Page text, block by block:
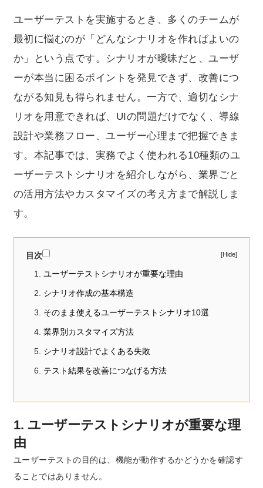
ユーザーテストを実施するとき、多くのチームが
最初に悩むのが「どんなシナリオを作ればよいの
か」という点です。シナリオが曖昧だと、ユーザ
ーが本当に困るポイントを発見できず、改善につ
ながる知見も得られません。一方で、適切なシナ
リオを用意できれば、UIの問題だけでなく、導線
設計や業務フロー、ユーザー心理まで把握できま
す。本記事では、実務でよく使われる10種類のユ
ーザーテストシナリオを紹介しながら、業界ごと
の活用方法やカスタマイズの考え方まで解説しま
す。
目次
ユーザーテストシナリオが重要な理由
シナリオ作成の基本構造
そのまま使えるユーザーテストシナリオ10選
業界別カスタマイズ方法
シナリオ設計でよくある失敗
テスト結果を改善につなげる方法
1. ユーザーテストシナリオが重要な理
由
ユーザーテストの目的は、機能が動作するかどうかを確認す
ることではありません。